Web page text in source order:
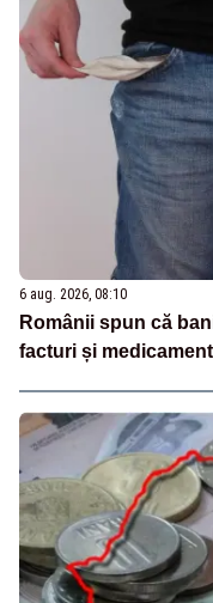
6 aug. 2026, 08:10
Românii spun că
facturi și